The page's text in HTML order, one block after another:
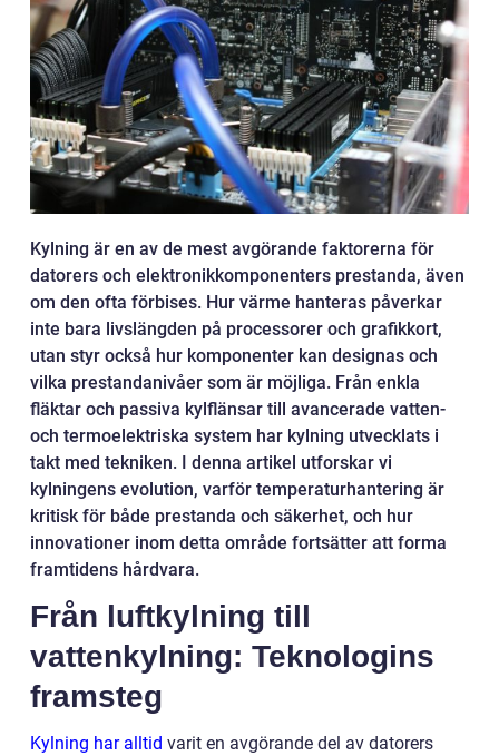
Kylning är en av de mest avgörande faktorerna för
datorers och elektronikkomponenters prestanda, även
om den ofta förbises. Hur värme hanteras påverkar
inte bara livslängden på processorer och grafikkort,
utan styr också hur komponenter kan designas och
vilka prestandanivåer som är möjliga. Från enkla
fläktar och passiva kylflänsar till avancerade vatten-
och termoelektriska system har kylning utvecklats i
takt med tekniken. I denna artikel utforskar vi
kylningens evolution, varför temperaturhantering är
kritisk för både prestanda och säkerhet, och hur
innovationer inom detta område fortsätter att forma
framtidens hårdvara.
Från luftkylning till
vattenkylning: Teknologins
framsteg
Kylning har alltid varit en avgörande del av datorers